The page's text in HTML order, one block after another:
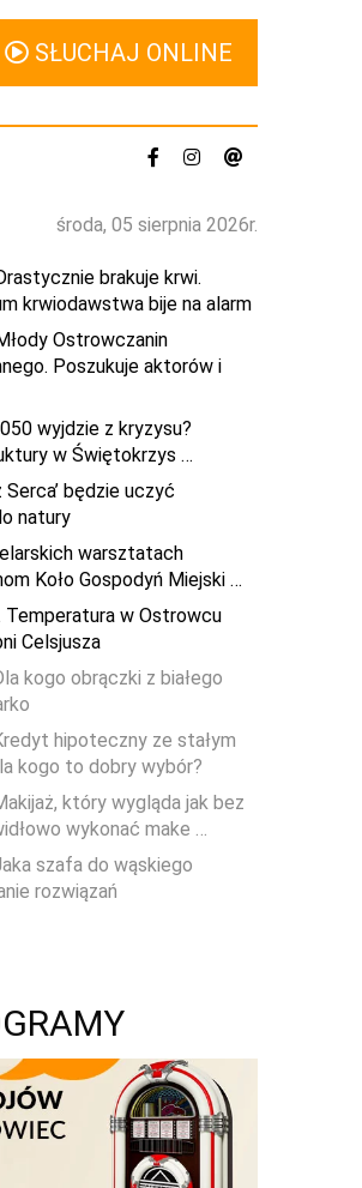
SŁUCHAJ ONLINE
środa, 05 sierpnia 2026r.
brakuje krwi.
krwiodawstwa bije na alarm
Ostrowczanin
Poszukuje aktorów i
wyjdzie z kryzysu?
w Świętokrzys …
Serca’ będzie uczyć
natury
warsztatach
Koło Gospodyń Miejski …
Temperatura w Ostrowcu
Celsjusza
kogo obrączki z białego
hipoteczny ze stałym
kogo to dobry wybór?
który wygląda jak bez
wykonać make …
szafa do wąskiego
rozwiązań